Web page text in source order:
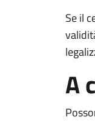
Se il
A